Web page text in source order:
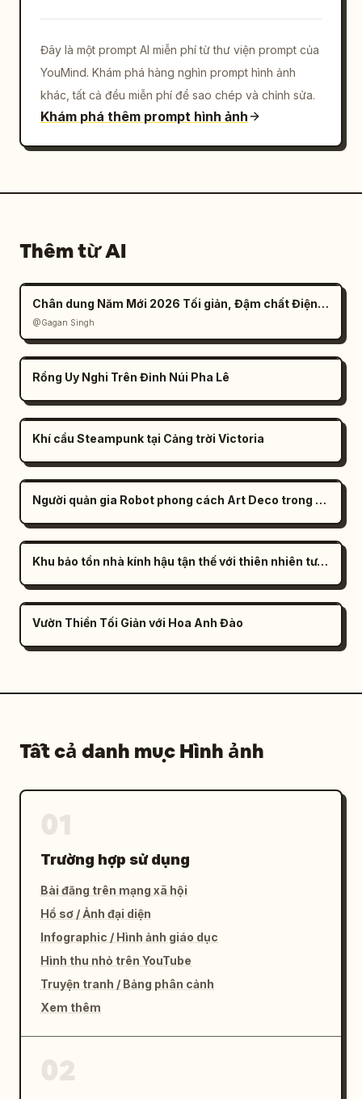
Đây là một prompt AI miễn phí từ thư viện prompt của
YouMind. Khám phá hàng nghìn prompt hình ảnh
khác, tất cả đều miễn phí để sao chép và chỉnh sửa.
Khám phá thêm prompt hình ảnh
Thêm từ AI
Chân dung Năm Mới 2026 Tối giản, Đậm chất Điện ảnh
@Gagan Singh
Rồng Uy Nghi Trên Đỉnh Núi Pha Lê
Khí cầu Steampunk tại Cảng trời Victoria
Người quản gia Robot phong cách Art Deco trong Biệt thự cổ điển những năm 1920
Khu bảo tồn nhà kính hậu tận thế với thiên nhiên tươi tốt
Vườn Thiền Tối Giản với Hoa Anh Đào
Tất cả danh mục Hình ảnh
Trường hợp sử dụng
Bài đăng trên mạng xã hội
Hồ sơ / Ảnh đại diện
Infographic / Hình ảnh giáo dục
Hình thu nhỏ trên YouTube
Truyện tranh / Bảng phân cảnh
Xem thêm